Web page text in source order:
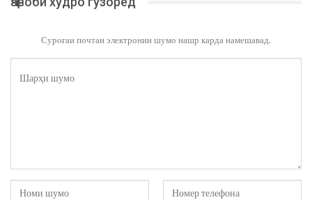
Суроғаи почтаи электронии шумо нашр карда намешавад.